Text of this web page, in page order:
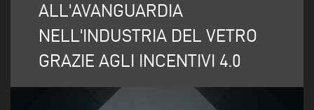
ALL'AVANGUARDIA
NELL'INDUSTRIA DEL VETRO
GRAZIE AGLI INCENTIVI 4.0